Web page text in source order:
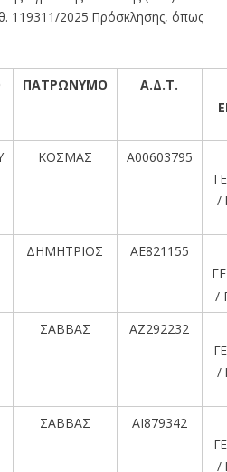
119311/2025 Πρόσκλησης, όπως
ΠΑΤΡΩΝΥΜΟ
Α.Δ.Τ.
ΚΟΣΜΑΣ
Α00603795
/
ΔΗΜΗΤΡΙΟΣ
ΑΕ821155
/
ΣΑΒΒΑΣ
ΑΖ292232
/
ΣΑΒΒΑΣ
ΑΙ879342
/